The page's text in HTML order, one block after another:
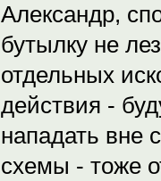
Александр,
бутылку не
отдельных
действия -
нападать вне
схемы - тоже